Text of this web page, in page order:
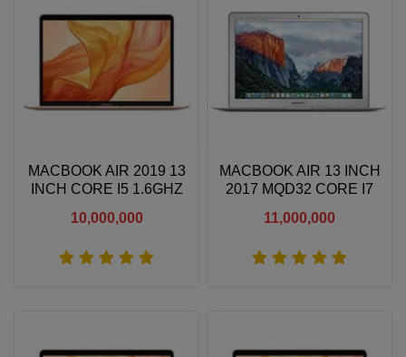
MACBOOK AIR 2019 13
INCH CORE I5 1.6GHZ
10,000,000
MACBOOK AIR 13 INCH
2017 MQD32 CORE I7
SSD
11,000,000